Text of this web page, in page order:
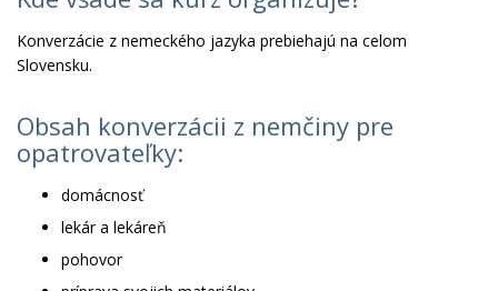
Konverzácie z nemeckého jazyka prebiehajú na celom
Slovensku.
Obsah konverzácii z nemčiny pre
opatrovateľky:
domácnosť
lekár a lekáreň
pohovor